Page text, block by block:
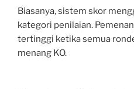
Biasanya, sistem skor
kategori penilaian.
tertinggi ketika semua
menang KO.